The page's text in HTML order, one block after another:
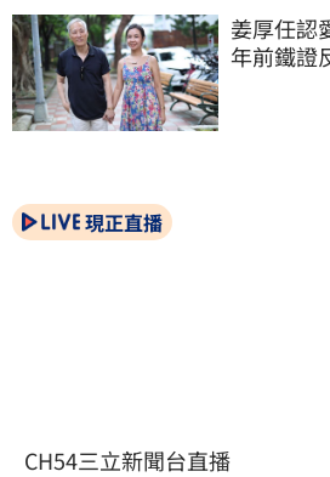
姜厚任認
年前鐵證
現正直播
CH54三立新聞台直播